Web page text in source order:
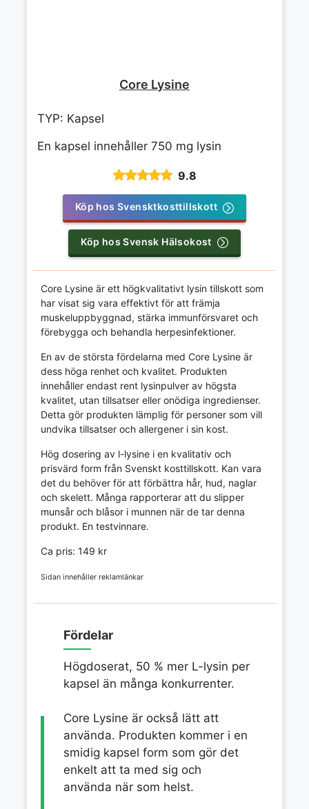
Core Lysine
TYP: Kapsel
En kapsel innehåller 750 mg lysin
9.8
Köp hos Svensktkosttillskott
Köp hos Svensk Hälsokost
Core Lysine är ett högkvalitativt lysin tillskott som
har visat sig vara effektivt för att främja
muskeluppbyggnad, stärka immunförsvaret och
förebygga och behandla herpesinfektioner.
En av de största fördelarna med Core Lysine är
dess höga renhet och kvalitet. Produkten
innehåller endast rent lysinpulver av högsta
kvalitet, utan tillsatser eller onödiga ingredienser.
Detta gör produkten lämplig för personer som vill
undvika tillsatser och allergener i sin kost.
Hög dosering av l-lysine i en kvalitativ och
prisvärd form från Svenskt kosttillskott. Kan vara
det du behöver för att förbättra hår, hud, naglar
och skelett. Många rapporterar att du slipper
munsår och blåsor i munnen när de tar denna
produkt. En testvinnare.
Ca pris: 149 kr
Sidan innehåller reklamlänkar
Fördelar
Högdoserat, 50 % mer L-lysin per
kapsel än många konkurrenter.
Core Lysine är också lätt att
använda. Produkten kommer i en
smidig kapsel form som gör det
enkelt att ta med sig och
använda när som helst.